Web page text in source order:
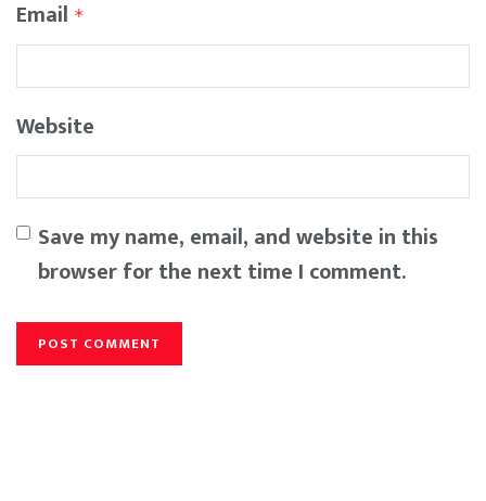
Email *
Website
Save my name, email, and website in this
browser for the next time I comment.